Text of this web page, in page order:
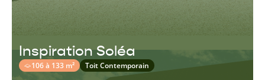
Inspiration Soléa
106 à 133 m² Toit Contemporain